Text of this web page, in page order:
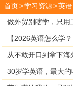
首页>学习资源>英
做外贸别瞎学，只用
从不敢开口到拿下海
30岁学英语，最大的